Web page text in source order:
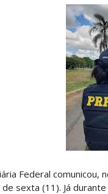
Federal
sexta (11). Já